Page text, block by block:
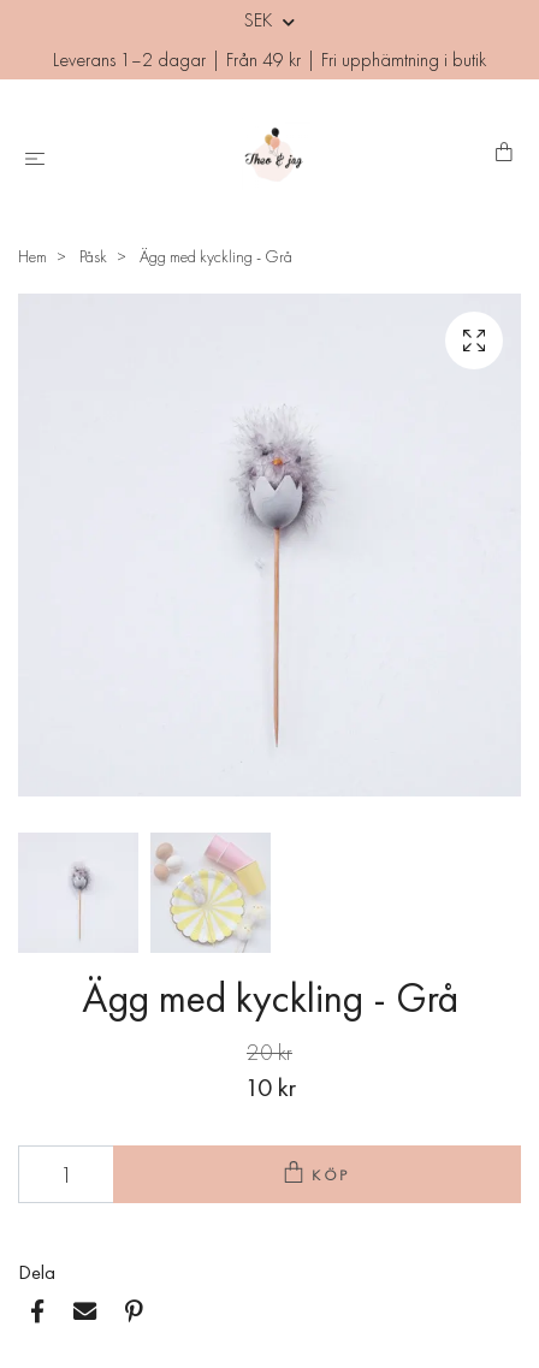
SEK
Leverans 1–2 dagar | Från 49 kr | Fri upphämtning i butik
Hem Påsk Ägg med kyckling - Grå
Ägg med kyckling - Grå
20 kr
10 kr
KÖP
Dela